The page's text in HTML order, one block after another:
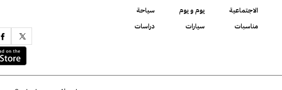
الاجتماعية يوم و يوم
سياحة
مناسبات سيارات
دراسات